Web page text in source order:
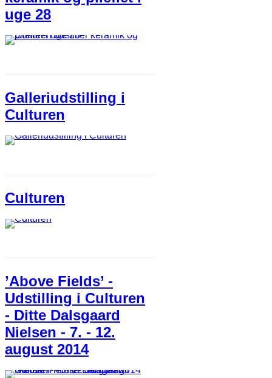
uge 28
Galleriudstilling i
Culturen
Culturen
’Above Fields’ -
Udstilling i Culturen
- Ditte Dalsgaard
Nielsen - 7. - 12.
august 2014